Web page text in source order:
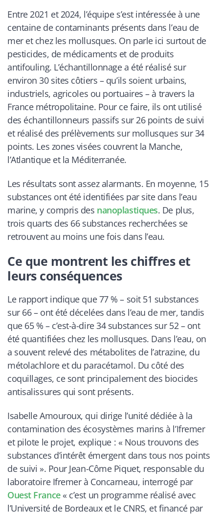
Entre 2021 et 2024, l’équipe s’est intéressée à une
centaine de contaminants présents dans l’eau de
mer et chez les mollusques. On parle ici surtout de
pesticides, de médicaments et de produits
antifouling. L’échantillonnage a été réalisé sur
environ 30 sites côtiers – qu’ils soient urbains,
industriels, agricoles ou portuaires – à travers la
France métropolitaine. Pour ce faire, ils ont utilisé
des échantillonneurs passifs sur 26 points de suivi
et réalisé des prélèvements sur mollusques sur 34
points. Les zones visées couvrent la Manche,
l’Atlantique et la Méditerranée.
Les résultats sont assez alarmants. En moyenne, 15
substances ont été identifiées par site dans l’eau
marine, y compris des nanoplastiques. De plus,
trois quarts des 66 substances recherchées se
retrouvent au moins une fois dans l’eau.
Ce que montrent les chiffres et
leurs conséquences
Le rapport indique que 77 % – soit 51 substances
sur 66 – ont été décelées dans l’eau de mer, tandis
que 65 % – c’est-à-dire 34 substances sur 52 – ont
été quantifiées chez les mollusques. Dans l’eau, on
a souvent relevé des métabolites de l’atrazine, du
métolachlore et du paracétamol. Du côté des
coquillages, ce sont principalement des biocides
antisalissures qui sont présents.
Isabelle Amouroux, qui dirige l’unité dédiée à la
contamination des écosystèmes marins à l’Ifremer
et pilote le projet, explique : « Nous trouvons des
substances d’intérêt émergent dans tous nos points
de suivi ». Pour Jean-Côme Piquet, responsable du
laboratoire Ifremer à Concarneau, interrogé par
Ouest France« c’est un programme réalisé avec
l’Université de Bordeaux et le CNRS, et financé par